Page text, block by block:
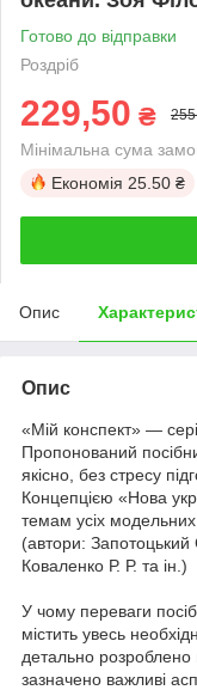
Готово до відправки
Роздріб
229,50 ₴
Мінімальна сума
Економія 25.50 ₴
Опис
Опис
«Мій конспект» —
Пропонований
якісно, без стресу
Концепцією «Нова
темам усіх
(автори: Запотоцький
Коваленко Р. Р. та ін.)
У чому переваги
містить увесь
детально розроблено
зазначено важливі